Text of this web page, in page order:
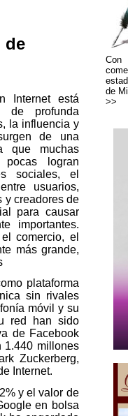
de
Internet está
de profunda
la influencia y
de una
que muchas
pocas logran
sociales, el
usuarios,
y creadores de
para causar
importantes.
comercio, el
más grande,
plataforma
sin rivales
móvil y su
red han sido
de Facebook
1.440 millones
Zuckerberg,
Internet.
y el valor de
en bolsa
Con
de
>>